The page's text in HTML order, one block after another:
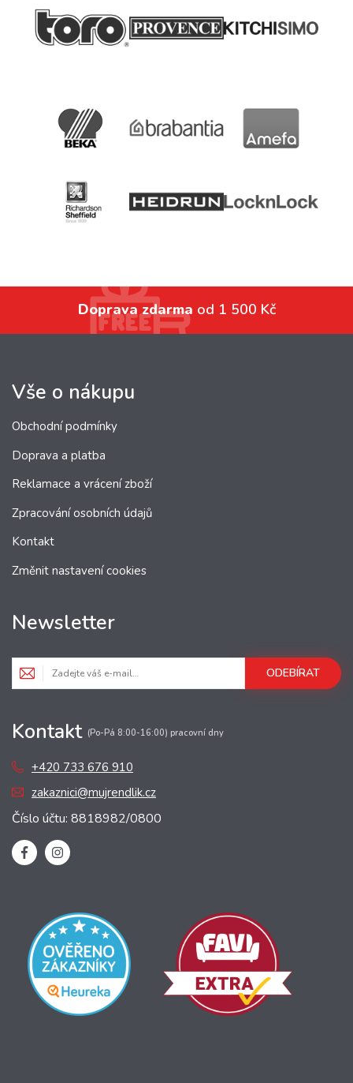
Doprava zdarma od 1 500 Kč
Vše o nákupu
Obchodní podmínky
Doprava a platba
Reklamace a vrácení zboží
Zpracování osobních údajů
Kontakt
Změnit nastavení cookies
Newsletter
ODEBÍRAT
Kontakt (Po-Pá 8:00-16:00) pracovní dny
+420 733 676 910
zakaznici@mujrendlik.cz
Číslo účtu: 8818982/0800